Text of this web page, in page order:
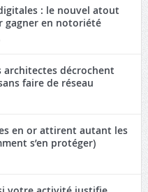
: le nouvel atout
gagner en notoriété
décrochent
faire de réseau
en or attirent autant les
s’en protéger)